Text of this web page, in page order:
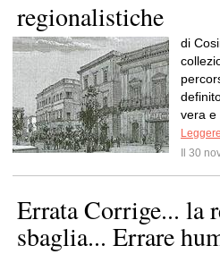
regionalistiche
di
vera e
Il 30
Errata Corrige... la
sbaglia... Errare